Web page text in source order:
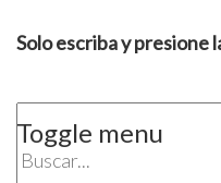
Solo escriba y presione
Toggle menu
Skip